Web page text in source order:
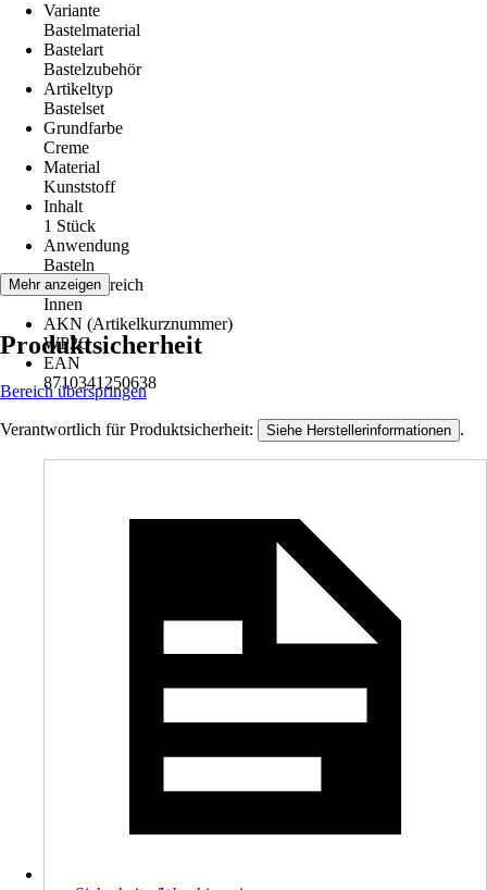
Variante
Bastelmaterial
Bastelart
Bastelzubehör
Artikeltyp
Bastelset
Grundfarbe
Creme
Material
Kunststoff
Inhalt
1 Stück
Anwendung
Basteln
Einsatzbereich
Innen
AKN (Artikelkurznummer)
WP2G
EAN
8710341250638
Mehr anzeigen
Produktsicherheit
Bereich überspringen
Verantwortlich für Produktsicherheit: Siehe Herstellerinformationen .